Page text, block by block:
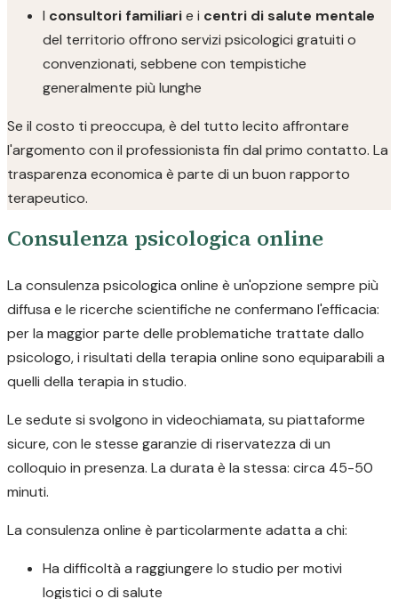
I consultori familiarie i centri di salute mentale
del territorio offrono servizi psicologici gratuiti o
convenzionati, sebbene con tempistiche
generalmente più lunghe
Se il costo ti preoccupa, è del tutto lecito affrontare
l'argomento con il professionista fin dal primo contatto. La
trasparenza economica è parte di un buon rapporto
terapeutico.
Consulenza psicologica online
La consulenza psicologica online è un'opzione sempre più
diffusa e le ricerche scientifiche ne confermano l'efficacia:
per la maggior parte delle problematiche trattate dallo
psicologo, i risultati della terapia online sono equiparabili a
quelli della terapia in studio.
Le sedute si svolgono in videochiamata, su piattaforme
sicure, con le stesse garanzie di riservatezza di un
colloquio in presenza. La durata è la stessa: circa 45-50
minuti.
La consulenza online è particolarmente adatta a chi:
Ha difficoltà a raggiungere lo studio per motivi
logistici o di salute